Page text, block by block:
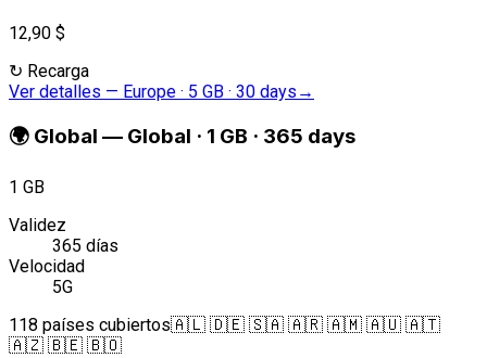
12,90 $
↻ Recarga
Ver detalles — Europe · 5 GB · 30 days →
🌍 Global — Global · 1 GB · 365 days
1 GB
Validez
365 días
Velocidad
5G
118 países cubiertos🇦🇱 🇩🇪 🇸🇦 🇦🇷 🇦🇲 🇦🇺 🇦🇹
🇦🇿 🇧🇪 🇧🇴